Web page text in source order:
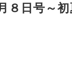
８日号～